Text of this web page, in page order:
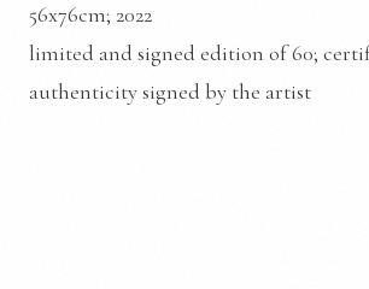
56x76cm; 2022
limited and signed edition of 60;
authenticity signed by the artist